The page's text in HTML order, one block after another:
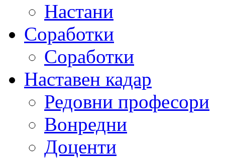
Настани
Соработки
Соработки
Наставен кадар
Редовни професори
Вонредни
Доценти